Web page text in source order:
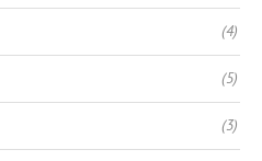
(4)
(5)
(3)